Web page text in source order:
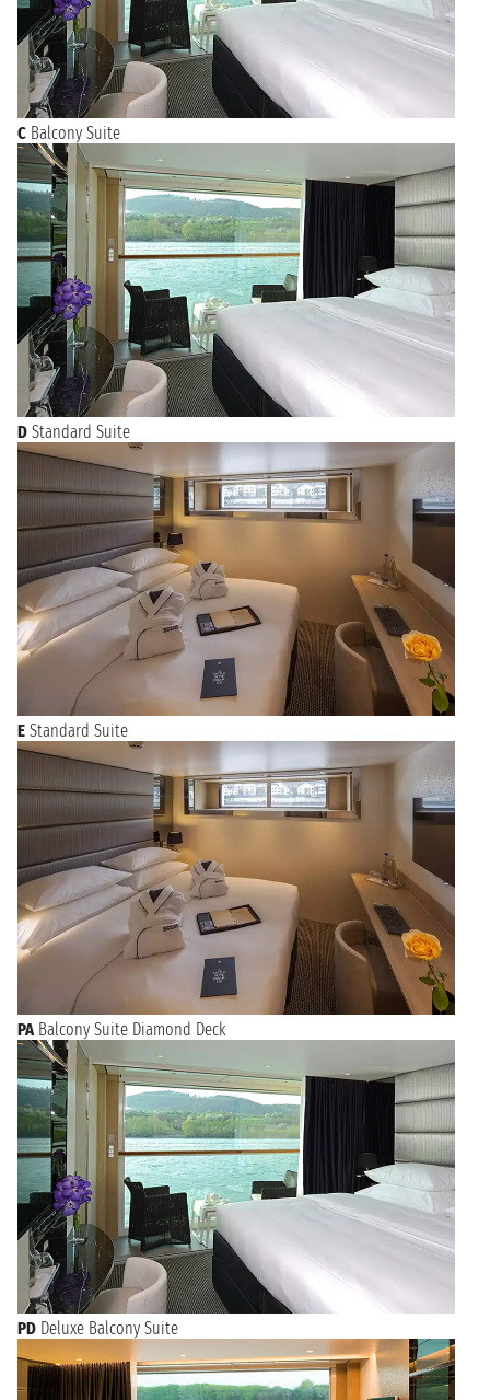
C Balcony Suite
D Standard Suite
E Standard Suite
PA Balcony Suite Diamond Deck
PD Deluxe Balcony Suite